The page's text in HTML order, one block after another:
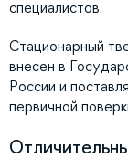
специалистов.
Стационарный
внесен в
России и
первичной